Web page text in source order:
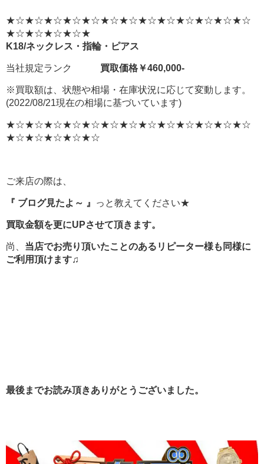
★☆★☆★☆★☆★☆★☆★☆★☆★☆★☆★☆★☆★☆
★☆★☆★☆★☆★
K18/ネックレス・指輪・ピアス
当社規定ランク 買取価格￥460,000-
※買取額は、状態や相場・在庫状況に応じて変動します。
(2022/08/21現在の相場に基づいています)
★☆★☆★☆★☆★☆★☆★☆★☆★☆★☆★☆★☆★☆
★☆★☆★☆★☆★☆
ご来店の際は、
『 ブログ見たよ～ 』 っと教えてください★
買取金額を更にUPさせて頂きます。
尚、 当店でお売り頂いたことのあるリピーター様も同様に
ご利用頂けます♫
最後までお読み頂きありがとうございました。